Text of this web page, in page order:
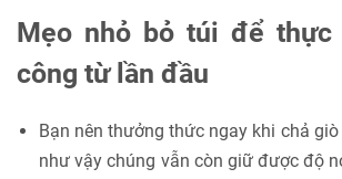
Mẹo nhỏ bỏ túi để thực
công từ lần đầu
Bạn nên thưởng thức ngay khi chả
như vậy chúng vẫn còn giữ được độ